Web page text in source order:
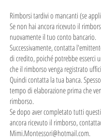
Rimborsi tardivi o mancanti (se
Se non hai ancora ricevuto il
nuovamente il tuo conto bancario.
Successivamente, contatta
di credito, poiché potrebbe esserci
che il rimborso venga registrato
Quindi contatta la tua banca.
tempo di elaborazione prima che
rimborso.
Se dopo aver completato tutti
ancora ricevuto il rimborso,
Mimi.Montessori@hotmail.com.